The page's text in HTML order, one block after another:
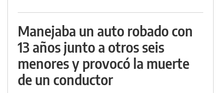
Manejaba un auto robado con
13 años junto a otros seis
menores y provocó la muerte
de un conductor